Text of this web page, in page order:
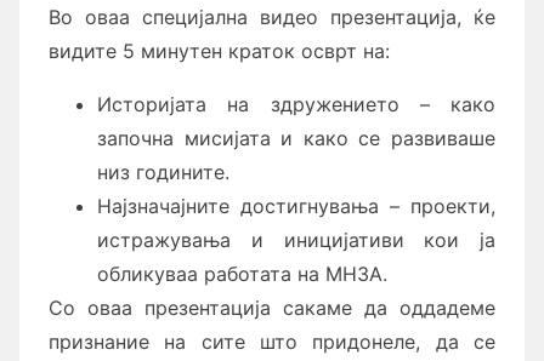
Во оваа специјална видео презентација, ќе
видите 5 минутен краток осврт на:
Историјата на здружението – како
започна мисијата и како се развиваше
низ годините.
Најзначајните достигнувања – проекти,
истражувања и иницијативи кои ја
обликуваа работата на МНЗА.
Со оваа презентација сакаме да оддадеме
признание на сите што придонеле, да се